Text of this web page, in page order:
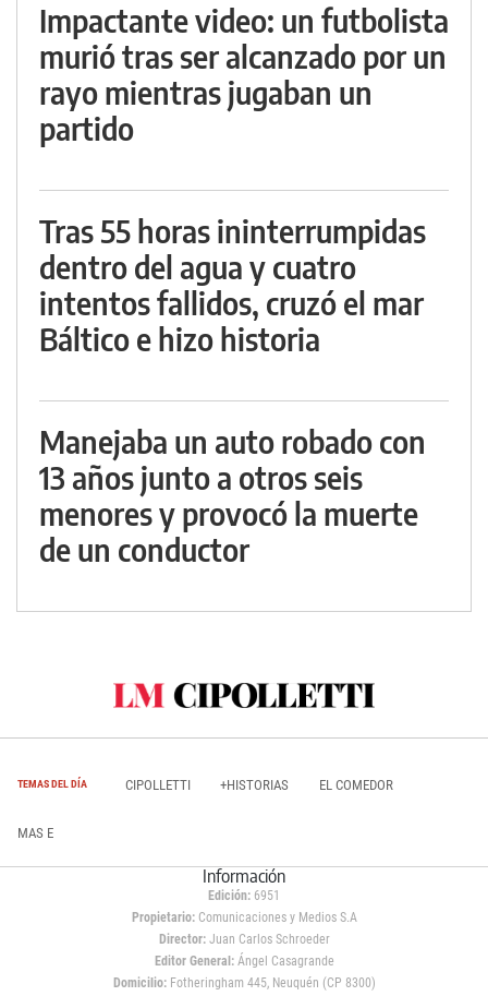
Impactante video: un futbolista
murió tras ser alcanzado por un
rayo mientras jugaban un
partido
Tras 55 horas ininterrumpidas
dentro del agua y cuatro
intentos fallidos, cruzó el mar
Báltico e hizo historia
Manejaba un auto robado con
13 años junto a otros seis
menores y provocó la muerte
de un conductor
TEMAS DEL DÍA CIPOLLETTI +HISTORIAS EL COMEDOR
MAS E
Información
Edición: 6951
Propietario:Comunicaciones y Medios S.A
Director: Juan Carlos Schroeder
Editor General:Ángel Casagrande
Domicilio:Fotheringham 445, Neuquén (CP 8300)